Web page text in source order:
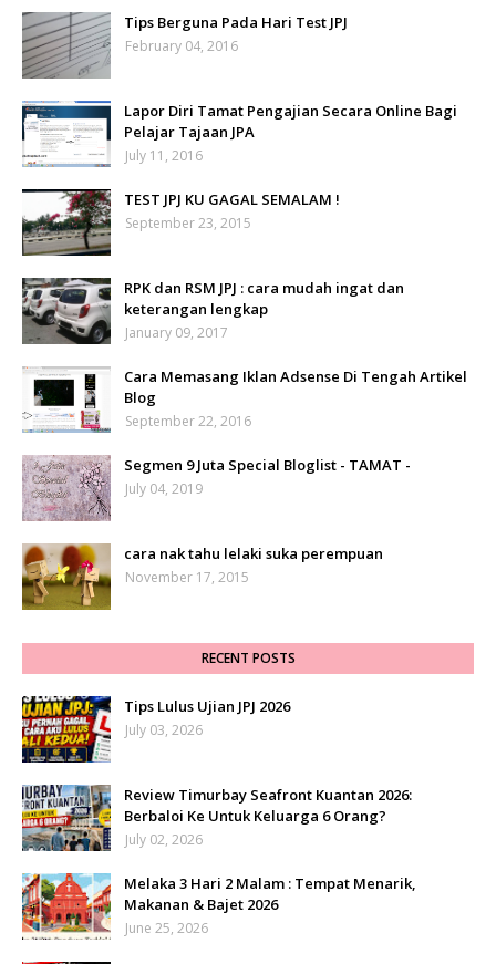
Tips Berguna Pada Hari Test JPJ
February 04, 2016
Lapor Diri Tamat Pengajian Secara Online Bagi
Pelajar Tajaan JPA
July 11, 2016
TEST JPJ KU GAGAL SEMALAM !
September 23, 2015
RPK dan RSM JPJ : cara mudah ingat dan
keterangan lengkap
January 09, 2017
Cara Memasang Iklan Adsense Di Tengah Artikel
Blog
September 22, 2016
Segmen 9 Juta Special Bloglist - TAMAT -
July 04, 2019
cara nak tahu lelaki suka perempuan
November 17, 2015
RECENT POSTS
Tips Lulus Ujian JPJ 2026
July 03, 2026
Review Timurbay Seafront Kuantan 2026:
Berbaloi Ke Untuk Keluarga 6 Orang?
July 02, 2026
Melaka 3 Hari 2 Malam : Tempat Menarik,
Makanan & Bajet 2026
June 25, 2026